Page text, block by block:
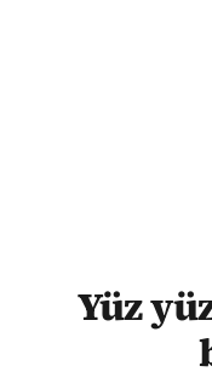
Yüz